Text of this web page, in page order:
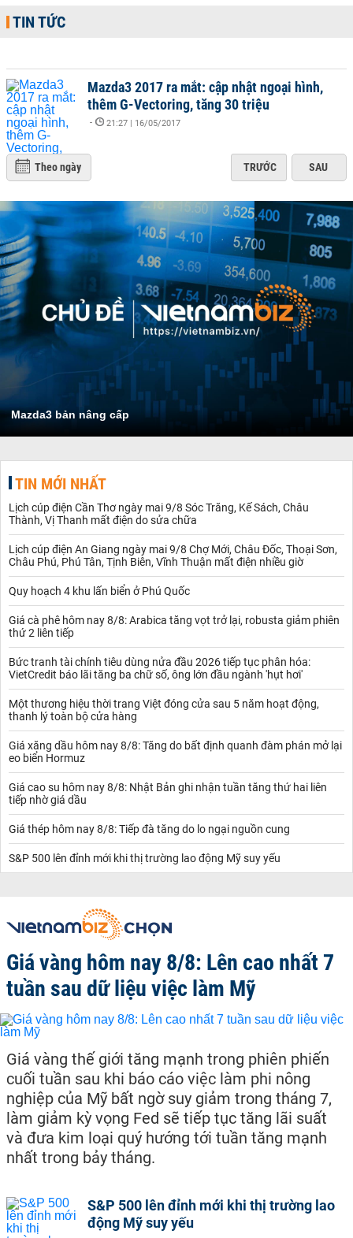
TIN TỨC
Mazda3 2017 ra mắt: cập nhật ngoại hình,
thêm G-Vectoring, tăng 30 triệu
- 21:27 | 16/05/2017
Theo ngày TRƯỚC SAU
Mazda3 bản nâng cấp
TIN MỚI NHẤT
Lịch cúp điện Cần Thơ ngày mai 9/8 Sóc Trăng, Kế Sách, Châu
Thành, Vị Thanh mất điện do sửa chữa
Lịch cúp điện An Giang ngày mai 9/8 Chợ Mới, Châu Đốc, Thoại Sơn,
Châu Phú, Phú Tân, Tịnh Biên, Vĩnh Thuận mất điện nhiều giờ
Quy hoạch 4 khu lấn biển ở Phú Quốc
Giá cà phê hôm nay 8/8: Arabica tăng vọt trở lại, robusta giảm phiên
thứ 2 liên tiếp
Bức tranh tài chính tiêu dùng nửa đầu 2026 tiếp tục phân hóa:
VietCredit báo lãi tăng ba chữ số, ông lớn đầu ngành 'hụt hơi'
Một thương hiệu thời trang Việt đóng cửa sau 5 năm hoạt động,
thanh lý toàn bộ cửa hàng
Giá xăng dầu hôm nay 8/8: Tăng do bất định quanh đàm phán mở lại
eo biển Hormuz
Giá cao su hôm nay 8/8: Nhật Bản ghi nhận tuần tăng thứ hai liên
tiếp nhờ giá dầu
Giá thép hôm nay 8/8: Tiếp đà tăng do lo ngại nguồn cung
S&P 500 lên đỉnh mới khi thị trường lao động Mỹ suy yếu
Giá vàng hôm nay 8/8: Lên cao nhất 7
tuần sau dữ liệu việc làm Mỹ
Giá vàng thế giới tăng mạnh trong phiên phiến
cuối tuần sau khi báo cáo việc làm phi nông
nghiệp của Mỹ bất ngờ suy giảm trong tháng 7,
làm giảm kỳ vọng Fed sẽ tiếp tục tăng lãi suất
và đưa kim loại quý hướng tới tuần tăng mạnh
nhất trong bảy tháng.
S&P 500 lên đỉnh mới khi thị trường lao
động Mỹ suy yếu